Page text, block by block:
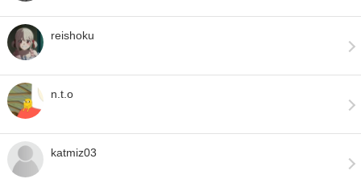
reishoku
n.t.o
katmiz03